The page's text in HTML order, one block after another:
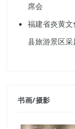
席会
福建省炎黄
县旅游景区采
书画/摄影